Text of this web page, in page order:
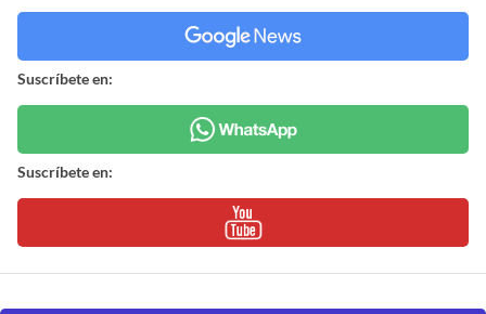
Suscríbete en:
Suscríbete en: